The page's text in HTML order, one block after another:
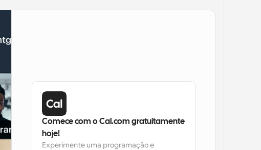
Comece com o Cal.com gratuitamente
hoje!
Experimente uma programação e